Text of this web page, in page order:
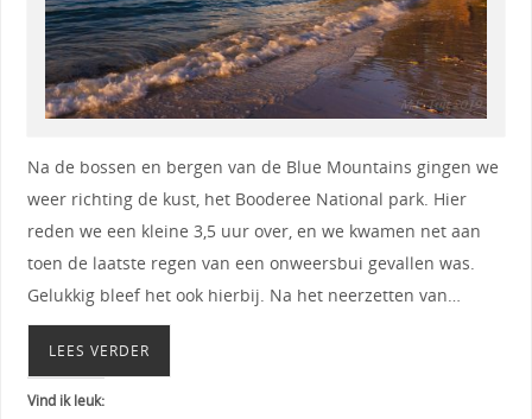
Na de bossen en bergen van de Blue Mountains gingen we
weer richting de kust, het Booderee National park. Hier
reden we een kleine 3,5 uur over, en we kwamen net aan
toen de laatste regen van een onweersbui gevallen was.
Gelukkig bleef het ook hierbij. Na het neerzetten van…
LEES VERDER
Vind ik leuk: